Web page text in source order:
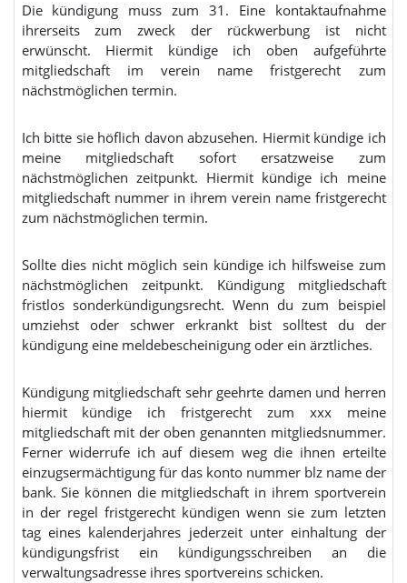
Die kündigung muss zum 31. Eine kontaktaufnahme
ihrerseits zum zweck der rückwerbung ist nicht
erwünscht. Hiermit kündige ich oben aufgeführte
mitgliedschaft im verein name fristgerecht zum
nächstmöglichen termin.
Ich bitte sie höflich davon abzusehen. Hiermit kündige ich
meine mitgliedschaft sofort ersatzweise zum
nächstmöglichen zeitpunkt. Hiermit kündige ich meine
mitgliedschaft nummer in ihrem verein name fristgerecht
zum nächstmöglichen termin.
Sollte dies nicht möglich sein kündige ich hilfsweise zum
nächstmöglichen zeitpunkt. Kündigung mitgliedschaft
fristlos sonderkündigungsrecht. Wenn du zum beispiel
umziehst oder schwer erkrankt bist solltest du der
kündigung eine meldebescheinigung oder ein ärztliches.
Kündigung mitgliedschaft sehr geehrte damen und herren
hiermit kündige ich fristgerecht zum xxx meine
mitgliedschaft mit der oben genannten mitgliedsnummer.
Ferner widerrufe ich auf diesem weg die ihnen erteilte
einzugsermächtigung für das konto nummer blz name der
bank. Sie können die mitgliedschaft in ihrem sportverein
in der regel fristgerecht kündigen wenn sie zum letzten
tag eines kalenderjahres jederzeit unter einhaltung der
kündigungsfrist ein kündigungsschreiben an die
verwaltungsadresse ihres sportvereins schicken.